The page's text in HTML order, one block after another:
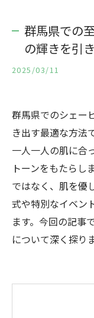
群馬県での
の輝きを引
2025/03/11
群馬県でのシェー
き出す最適な方法
一人一人の肌に合
トーンをもたらし
ではなく、肌を優
式や特別なイベン
ます。今回の記事
について深く探り